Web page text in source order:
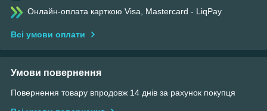
Онлайн-оплата карткою Visa, Mastercard - LiqPay
Всі умови оплати
Умови повернення
Повернення товару впродовж 14 днів за рахунок покупця